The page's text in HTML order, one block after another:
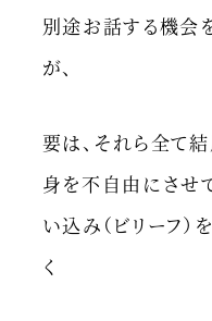
別途お話する機会
が、
要は、それら全て結
身を不自由にさせ
い込み（ビリーフ）
く